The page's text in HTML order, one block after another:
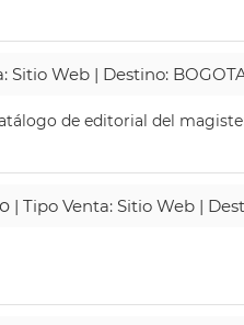
Sitio Web | Destino:
de editorial del
| Tipo Venta: Sitio Web |